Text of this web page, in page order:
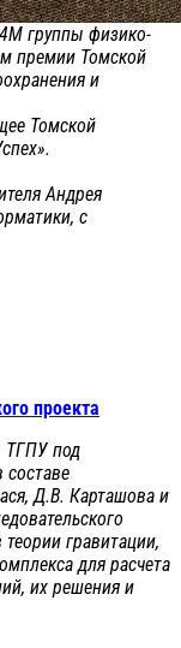
группы физико-
премии Томской
и
Томской
Андрея
с
проекта
ТГПУ под
Д.В. Карташова и
гравитации,
для расчета
их решения и